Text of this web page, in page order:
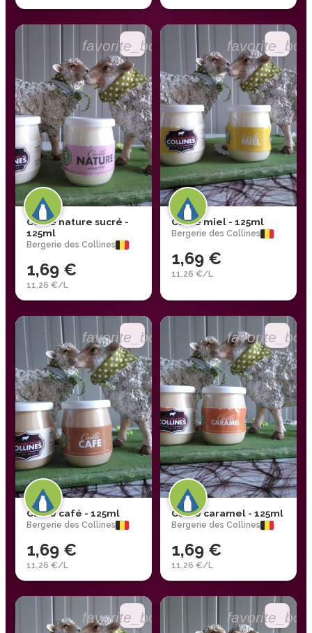
favorite_border
Caillé nature sucré -
125ml
Bergerie des Collines
1,69 €
11,26 €/L
Caillé miel - 125ml
Bergerie des Collines
1,69 €
11,26 €/L
favorite_border
Caillé café - 125ml
Bergerie des Collines
1,69 €
11,26 €/L
Caillé caramel - 125ml
Bergerie des Collines
1,69 €
11,26 €/L
favorite_border